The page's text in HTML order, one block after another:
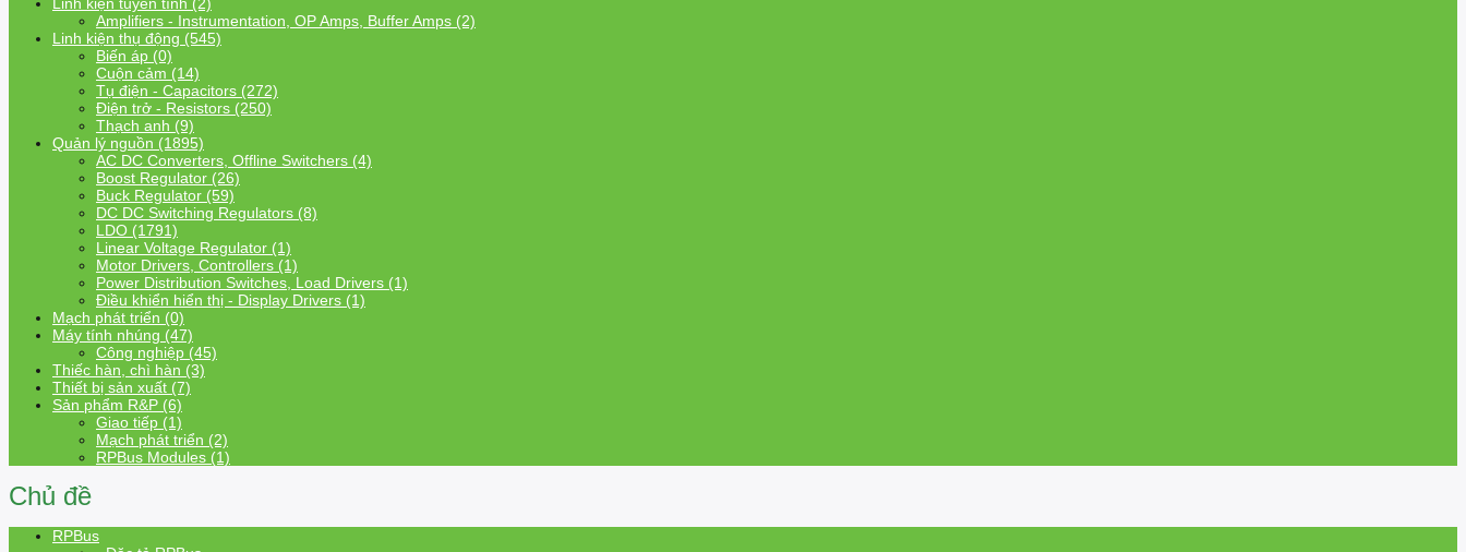
Amplifiers - Instrumentation, OP Amps, Buffer Amps (2)
Linh kiện thụ động (545)
Biến áp (0)
Cuộn cảm (14)
Tụ điện - Capacitors (272)
Điện trở - Resistors (250)
Thạch anh (9)
Quản lý nguồn (1895)
AC DC Converters, Offline Switchers (4)
Boost Regulator (26)
Buck Regulator (59)
DC DC Switching Regulators (8)
LDO (1791)
Linear Voltage Regulator (1)
Motor Drivers, Controllers (1)
Power Distribution Switches, Load Drivers (1)
Điều khiển hiển thị - Display Drivers (1)
Mạch phát triển (0)
Máy tính nhúng (47)
Công nghiệp (45)
Thiếc hàn, chì hàn (3)
Thiết bị sản xuất (7)
Sản phẩm R&P (6)
Giao tiếp (1)
Mạch phát triển (2)
RPBus Modules (1)
Chủ đề
RPBus